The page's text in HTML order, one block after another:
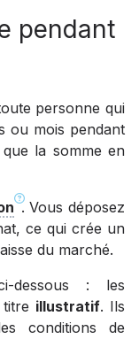
pendant
personne qui
ou mois pendant
la somme en
. Vous déposez
ce qui crée un
du marché.
dessous : les
illustratif. Ils
conditions de